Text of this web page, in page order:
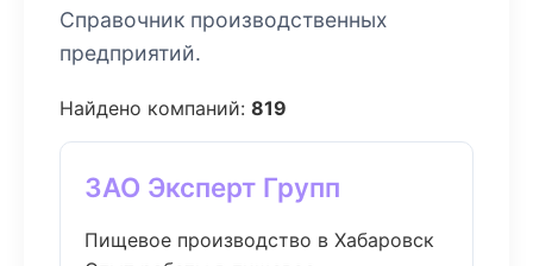
Справочник производственных
предприятий.
Найдено компаний: 819
ЗАО Эксперт Групп
Пищевое производство в Хабаровск